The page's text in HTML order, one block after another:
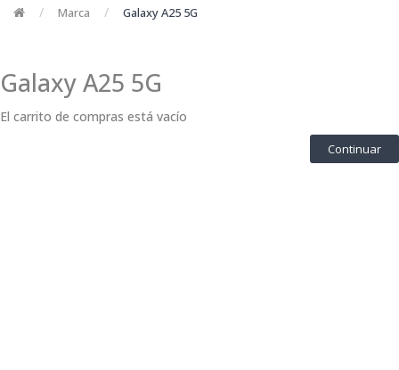
Marca Galaxy A25 5G
Galaxy A25 5G
El carrito de compras está vacío
Continuar